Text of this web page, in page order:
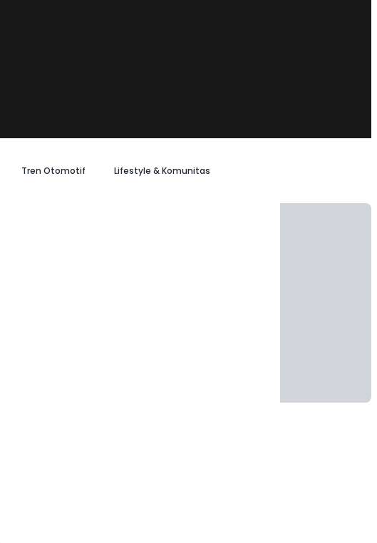
Tren Otomotif Lifestyle & Komunitas